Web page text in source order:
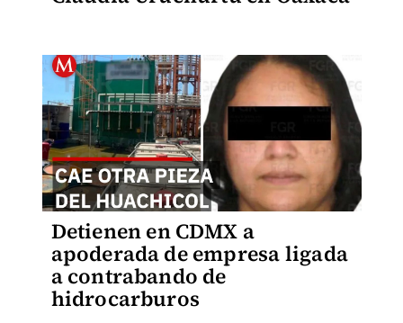
Detienen en CDMX a
apoderada de empresa ligada
a contrabando de
hidrocarburos